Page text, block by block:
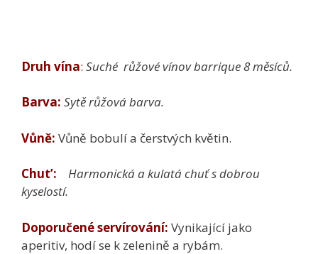
Druh vína: Suché růžové vínov barrique 8 měsíců.
Barva: Sytě růžová barva.
Vůně: Vůně bobulí a čerstvých květin.
Chut’:
Harmonická a kulatá chuť s dobrou
kyselostí.
Doporučené servírování: Vynikající jako
aperitiv, hodí se k zelenině a rybám.